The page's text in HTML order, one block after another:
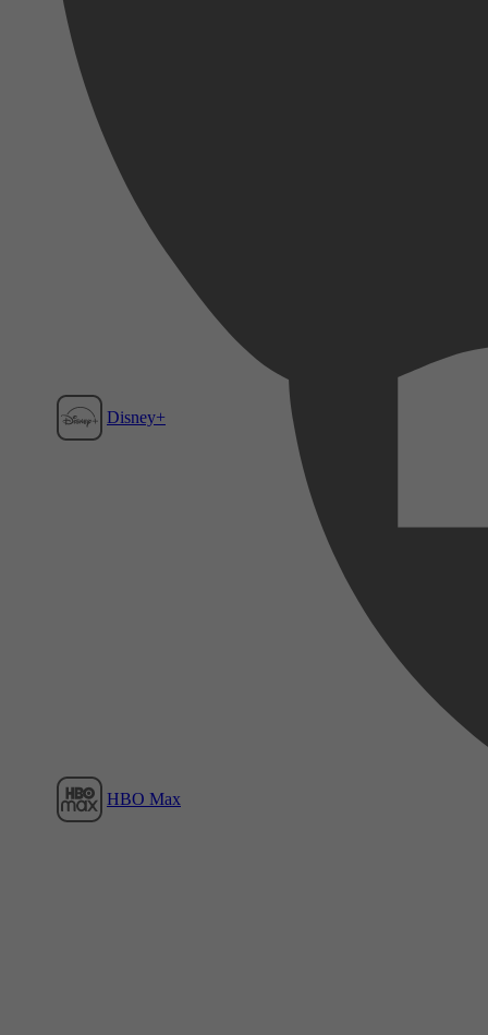
Disney+
HBO Max